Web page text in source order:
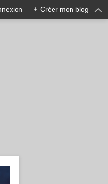
+ Créer mon blog